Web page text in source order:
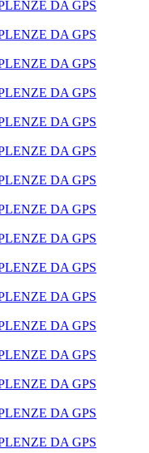
DA GPS
DA GPS
DA GPS
DA GPS
DA GPS
DA GPS
DA GPS
DA GPS
DA GPS
DA GPS
DA GPS
DA GPS
DA GPS
DA GPS
DA GPS
DA GPS